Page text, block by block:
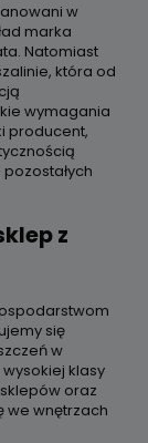
w
marka
Natomiast
która od
wymagania
producent,
z
się
w
klasy
oraz
we wnętrzach